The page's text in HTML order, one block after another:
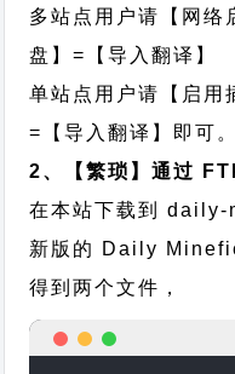
多站点用户请【网络
盘】=【导入翻译】
单站点用户请【启用
=【导入翻译】即可。
2、【繁琐】通过
在本站下载到daily-
新版的 Daily
得到两个文件，